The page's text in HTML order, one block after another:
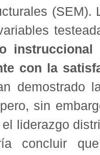
(SEM).
con la
demostrado
sin
liderazgo
concluir